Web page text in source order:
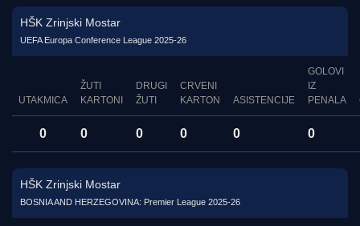
HŠK Zrinjski Mostar
UEFA Europa Conference League 2025-26
UTAKMICA
ŽUTI
KARTONI
DRUGI
ŽUTI
CRVENI
KARTON
ASISTENCIJE
GOLOVI
IZ
PENALA
0 0 0 0 0 0
HŠK Zrinjski Mostar
BOSNIA AND HERZEGOVINA: Premier League 2025-26